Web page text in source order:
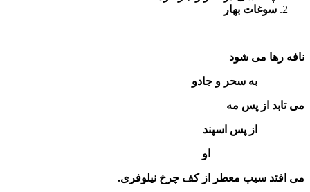
سوغات بهار
نافه رها می شود
به سحر و جادو
می تابد از پس مه
از پس اسپند
او
می افتد سیب معطر از کف چرخ نیلوفری.